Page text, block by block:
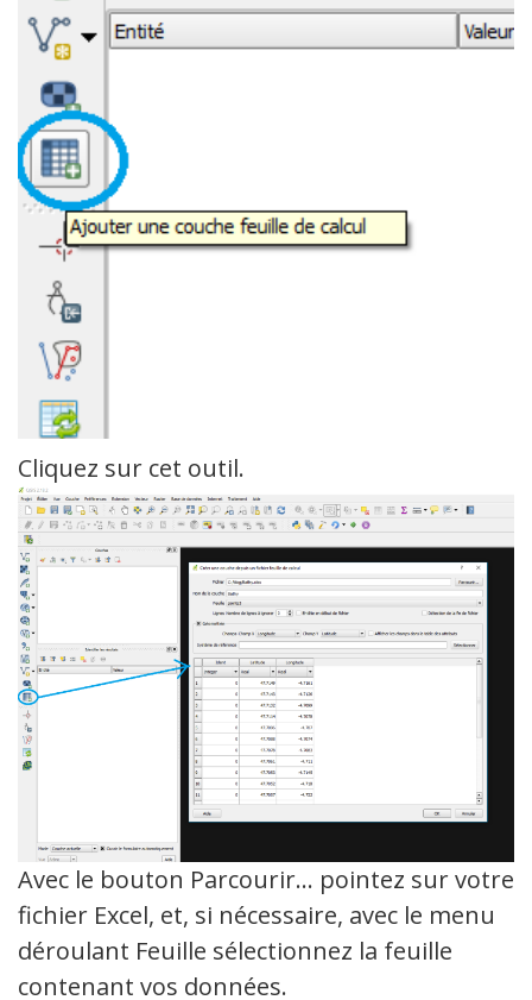
Cliquez sur cet outil.
Avec le bouton Parcourir… pointez sur votre
fichier Excel, et, si nécessaire, avec le menu
déroulant Feuille sélectionnez la feuille
contenant vos données.